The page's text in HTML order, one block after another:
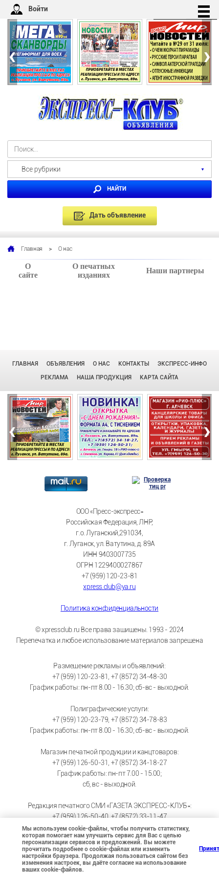
Войти
‹ ›
Все рубрики
НАЙТИ
Дать объявление
Главная > О нас
О
сайте
О печатных
изданиях
Наши партнеры
ГЛАВНАЯ ОБЪЯВЛЕНИЯ О НАС КОНТАКТЫ
ЭКСПРЕСС-ИНФО
РЕКЛАМА
НАША ПРОДУКЦИЯ КАРТА САЙТА
‹ ›
ООО «Пресс-экспресс»
Российская Федерация, ЛНР,
г.о. Луганский,291034,
г. Луганск, ул. Ватутина, д. 89А
ИНН 9403007735
ОГРН 1229400027867
+7 (959) 120-23-81
xpress.club@ya.ru
Политика конфиденциальности
© xpressclub.ru Все права защищены. 1993 - 2024
Перепечатка и любое использование материалов запрещена
Размещение рекламы и объявлений:
+7 (959) 120-23-81, +7 (8572) 34-48-30
График работы: пн-пт 8.00 - 16.30; сб-вс - выходной.
Полиграфические услуги:
+7 (959) 120-23-79, +7 (8572) 34-78-83
График работы: пн-пт 8.00 - 16.30; сб-вс - выходной.
Магазин печатной продукции и канцтоваров:
+7 (959) 126-50-31, +7 (8572) 34-18-27
График работы: пн-пт 7.00 - 15.00;
сб, вс - выходной.
Редакция печатного СМИ «ГАЗЕТА ЭКСПРЕСС-КЛУБ»:
+7 (959) 126-50-40, +7 (8572) 33-11-47
График работы: пн-пт 9.00 - 17.30; сб-вс - выходной.
ВК магазинhttps://vk.com/pressa_optom
ВК типографияhttps://vk.com/tipografia_lugansk
Мы используем cookie-файлы, чтобы получить статистику,
которая помогает нам улучшить сервис для Вас с целью
персонализации сервисов и предложений. Вы можете
прочитать подробнее о cookie-файлах или изменить
настройки браузера. Продолжая пользоваться сайтом без
изменения настроек, вы даёте согласие на использование
ваших cookie-файлов.